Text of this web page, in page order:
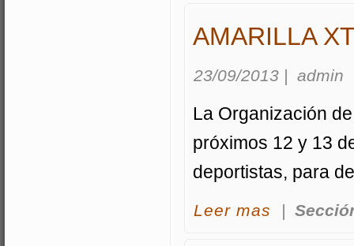
AMARILLA
23/09/2013 | admin
La Organización
próximos 12 y 13
deportistas, para
Leer mas acerca Amarilla
|